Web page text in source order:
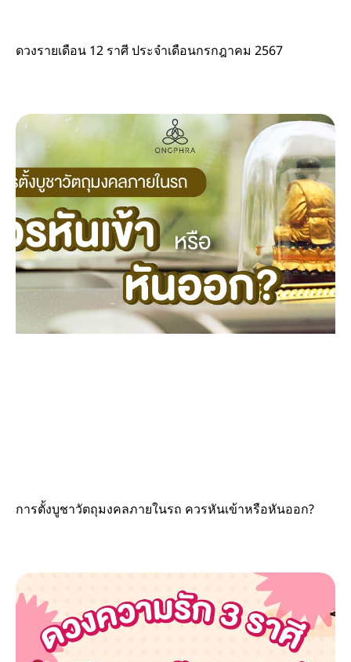
ดวงรายเดือน 12 ราศี ประจำเดือนกรกฎาคม 2567
การตั้งบูชาวัตถุมงคลภายในรถ ควรหันเข้าหรือหันออก?